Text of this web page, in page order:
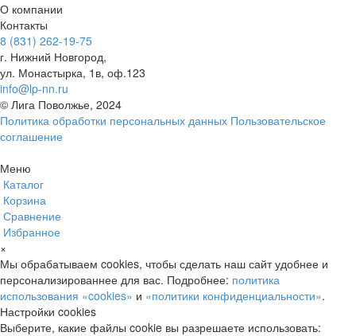
О компании
Контакты
8 (831) 262-19-75
г. Нижний Новгород,
ул. Монастырка, 1в, оф.123
info@lp-nn.ru
© Лига Поволжье, 2024
Политика обработки персональных данных Пользовательское
соглашение
Меню
Каталог
Корзина
Сравнение
Избранное
×
Мы обрабатываем cookies, чтобы сделать наш сайт удобнее и
персонализированнее для вас. Подробнее: политика
использования «cookies» и «политики конфиденциальности».
Настройки cookies
Выберите, какие файлы cookie вы разрешаете использовать: